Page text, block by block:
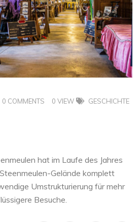
0 COMMENTS 0 VIEW GESCHICHTE
hat im Laufe des Jahres
Gelände komplett
Umstrukturierung für mehr
Besuche.